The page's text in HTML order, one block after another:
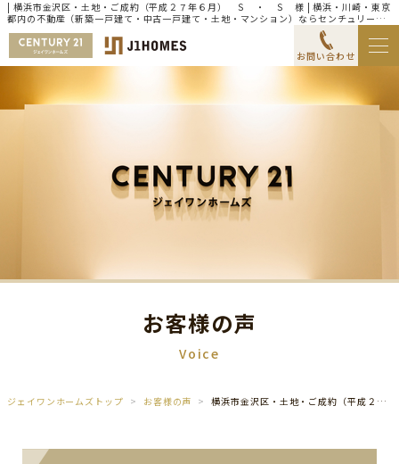
| 横浜市金沢区・土地・ご成約（平成２７年６月） Ｓ ・ Ｓ 様 | 横浜・川崎・東京
都内の不動産（新築一戸建て・中古一戸建て・土地・マンション）ならセンチュリー21
ジェイワンホームズ
お問い合わせ
お客様の声
Voice
ジェイワンホームズトップ お客様の声 横浜市金沢区・土地・ご成約（平成２７年６月） Ｓ ・ Ｓ 様